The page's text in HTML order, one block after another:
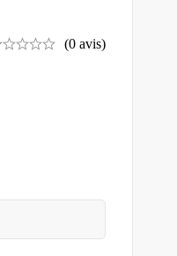
(0 avis)